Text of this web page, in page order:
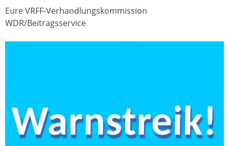
Eure VRFF-Verhandlungskommission
WDR/Beitragsservice